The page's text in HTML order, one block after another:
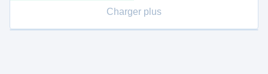
Charger plus